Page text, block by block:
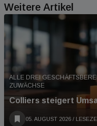
Weitere Artikel
ALLE DREI
ZUWÄCHSE
Colliers steigert
05. AUGUST 2026 /